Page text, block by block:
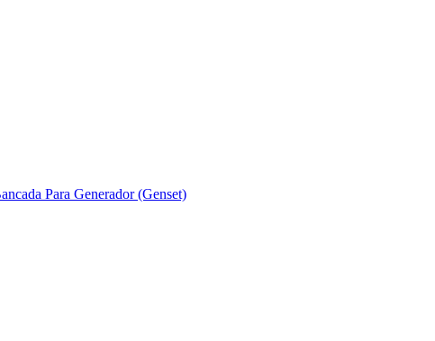
Para Generador (Genset)